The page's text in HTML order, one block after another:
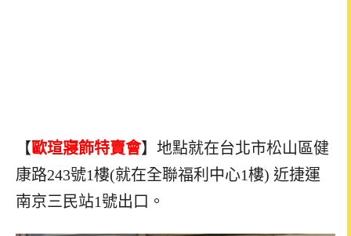
【歐瑄寢飾特賣會】地點就在台北市松山區健
康路243號1樓(就在全聯福利中心1樓) 近捷運
南京三民站1號出口。